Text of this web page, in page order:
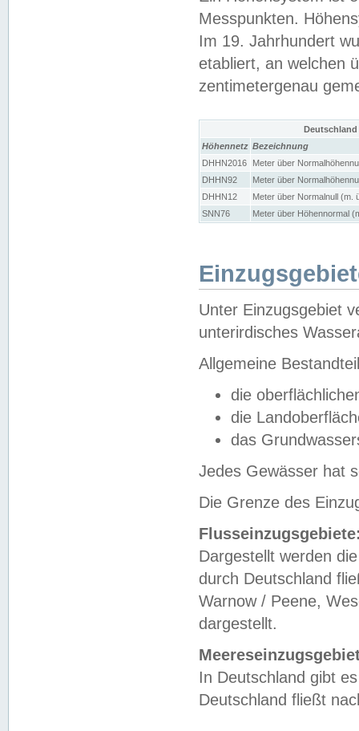
Messpunkten.
Im 19. Jahrhundert
etabliert, an welchen
zentimetergenau
Höhennetz Bezeichnung
DHHN2016
Meter über
DHHN92
Meter über
DHHN12
Meter über Normalnull (m.
SNN76
Meter über Höhennormal
Unter Einzugsgebiet
unterirdisches
Allgemeine
die
die
das
Jedes Gewässer hat
Die Grenze des
Dargestellt werden
durch Deutschland
Warnow / Peene,
dargestellt.
In Deutschland gibt
Deutschland fließt